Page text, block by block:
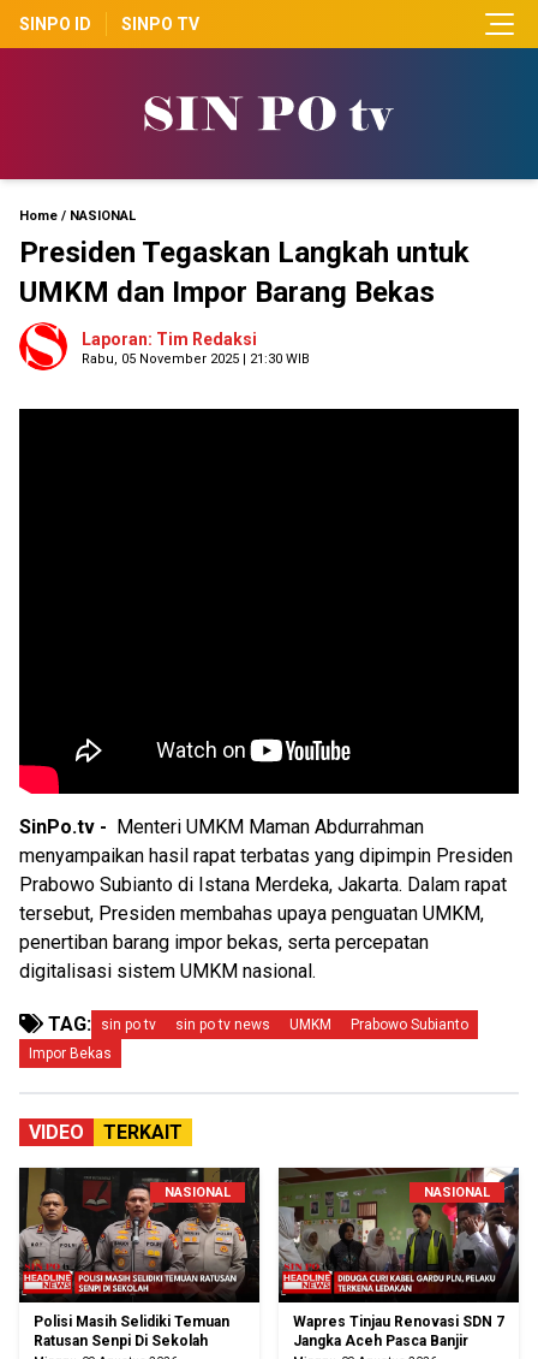
SINPO ID SINPO TV
Home / NASIONAL
Presiden Tegaskan Langkah untuk
UMKM dan Impor Barang Bekas
Laporan: Tim Redaksi
Rabu, 05 November 2025 | 21:30 WIB
SinPo.tv -
Menteri UMKM Maman Abdurrahman
menyampaikan hasil rapat terbatas yang dipimpin Presiden
Prabowo Subianto di Istana Merdeka, Jakarta. Dalam rapat
tersebut, Presiden membahas upaya penguatan UMKM,
penertiban barang impor bekas, serta percepatan
digitalisasi sistem UMKM nasional.
TAG: sin po tv sin po tv news UMKM
Prabowo Subianto
Impor Bekas
VIDEO TERKAIT
NASIONAL
Polisi Masih Selidiki Temuan
Ratusan Senpi Di Sekolah
NASIONAL
Wapres Tinjau Renovasi SDN 7
Jangka Aceh Pasca Banjir